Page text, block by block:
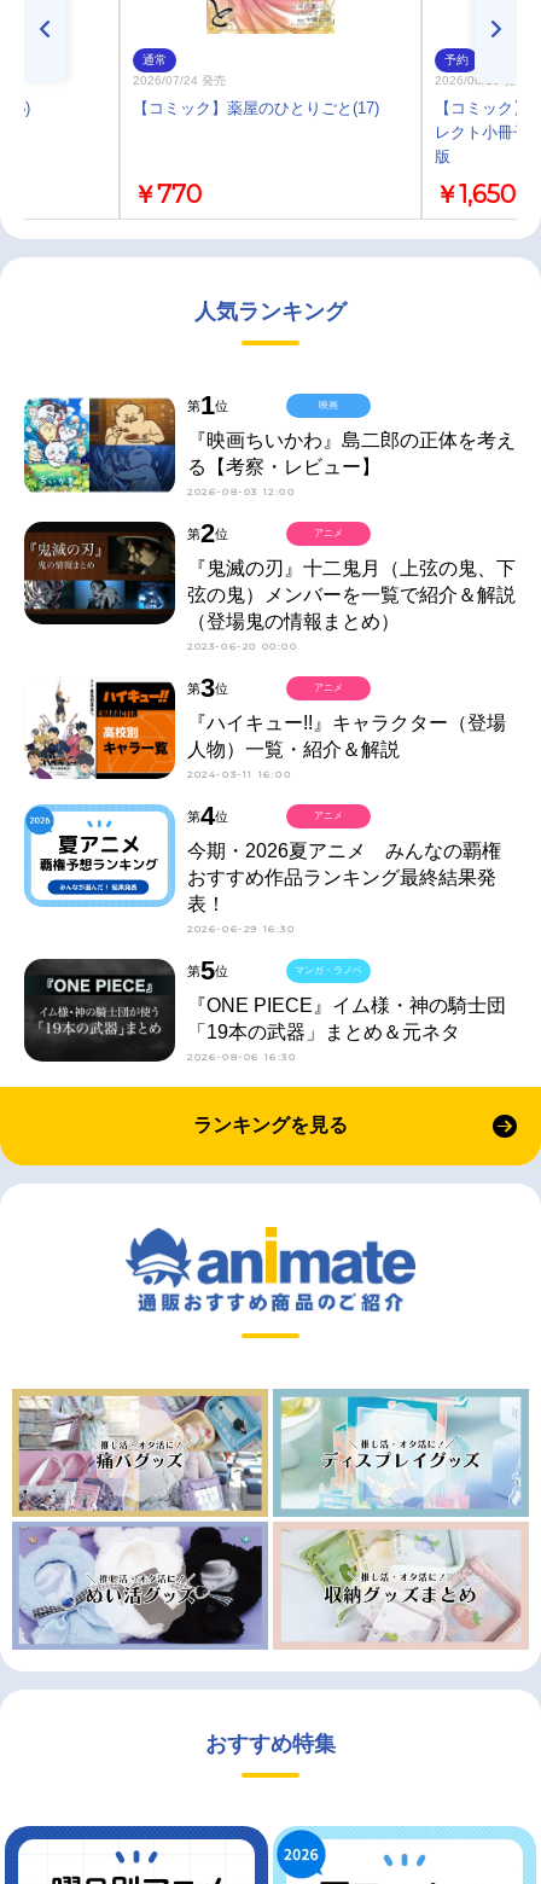
通常
2026/07/24 発売
【コミック】薬屋のひとりごと(17)
￥770
予約
2026/08/10 発売
【コミック】
レクト小冊子
版
￥1,650
人気ランキング
第1位
『映画ちいかわ』島二郎の正体を考え
る【考察・レビュー】
2026-08-03 12:00
映画
第2位
『鬼滅の刃』十二鬼月（上弦の鬼、下
弦の鬼）メンバーを一覧で紹介＆解説
（登場鬼の情報まとめ）
2023-06-20 00:00
アニメ
第3位
『ハイキュー!!』キャラクター（登場
人物）一覧・紹介＆解説
2024-03-11 16:00
アニメ
第4位
今期・2026夏アニメ みんなの覇権
おすすめ作品ランキング最終結果発
表！
2026-06-29 16:30
アニメ
第5位
『ONE PIECE』イム様・神の騎士団
「19本の武器」まとめ＆元ネタ
2026-08-06 16:30
マンガ・ラノベ
ランキングを見る
おすすめ特集